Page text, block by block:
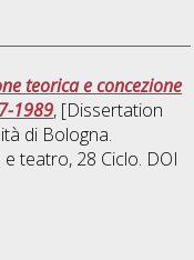
teorica e concezione
1989, [Dissertation
di Bologna.
e teatro, 28 Ciclo. DOI